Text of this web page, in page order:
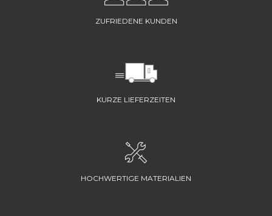
ZUFRIEDENE KUNDEN
KURZE LIEFERZEITEN
HOCHWERTIGE MATERIALIEN